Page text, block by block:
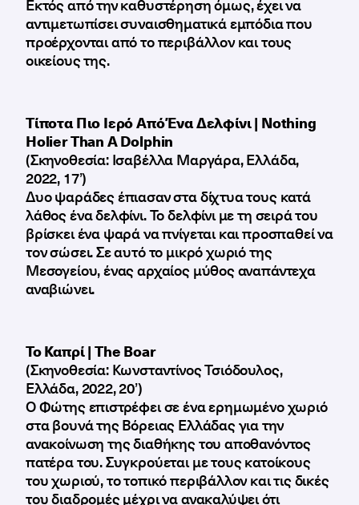
Εκτός από την καθυστέρηση όμως, έχει να
αντιμετωπίσει συναισθηματικά εμπόδια που
προέρχονται από το περιβάλλον και τους
οικείους της.
Tίποτα Πιο Ιερό Από Ένα Δελφίνι | Nothing
Holier Than A Dolphin
(Σκηνοθεσία: Ισαβέλλα Μαργάρα, Ελλάδα,
2022, 17’)
Δυο ψαράδες έπιασαν στα δίχτυα τους κατά
λάθος ένα δελφίνι. Το δελφίνι με τη σειρά του
βρίσκει ένα ψαρά να πνίγεται και προσπαθεί να
τον σώσει. Σε αυτό το μικρό χωριό της
Μεσογείου, ένας αρχαίος μύθος αναπάντεχα
αναβιώνει.
Το Καπρί | The Boar
(Σκηνοθεσία: Κωνσταντίνος Τσιόδουλος,
Ελλάδα, 2022, 20’)
Ο Φώτης επιστρέφει σε ένα ερημωμένο χωριό
στα βουνά της Βόρειας Ελλάδας για την
ανακοίνωση της διαθήκης του αποθανόντος
πατέρα του. Συγκρούεται με τους κατοίκους
του χωριού, το τοπικό περιβάλλον και τις δικές
του διαδρομές μέχρι να ανακαλύψει ότι